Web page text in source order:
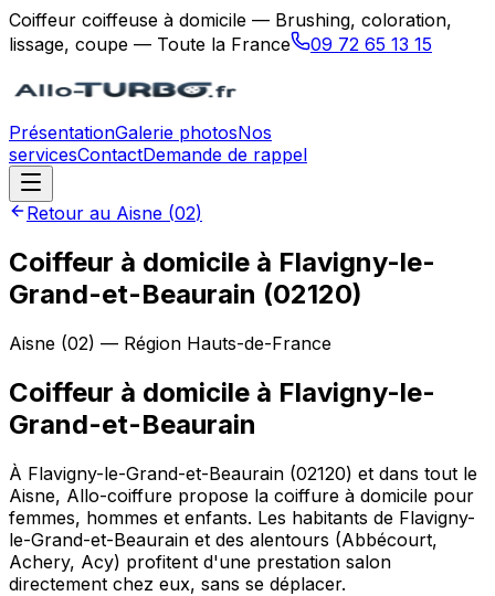
Coiffeur coiffeuse à domicile — Brushing, coloration,
lissage, coupe — Toute la France
09 72 65 13 15
PrésentationGalerie photosNos
servicesContactDemande de rappel
Retour au Aisne (02)
Coiffeur à domicile à Flavigny-le-
Grand-et-Beaurain (02120)
Aisne (02) — Région Hauts-de-France
Coiffeur à domicile à Flavigny-le-
Grand-et-Beaurain
À Flavigny-le-Grand-et-Beaurain (02120) et dans tout le
Aisne, Allo-coiffure propose la coiffure à domicile pour
femmes, hommes et enfants. Les habitants de Flavigny-
le-Grand-et-Beaurain et des alentours (Abbécourt,
Achery, Acy) profitent d'une prestation salon
directement chez eux, sans se déplacer.